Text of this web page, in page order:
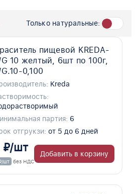
Только натуральные:
пищевой KREDA-
10 желтый, 6шт по 100г,
0,100
Kreda
партия: 6
отгрукзи: от 5 до 6 дней
₽/шт
шт без НДС
Добавить в корзину